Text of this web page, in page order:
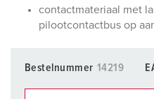
contactmateriaal met
pilootcontactbus op
Bestelnummer 14219